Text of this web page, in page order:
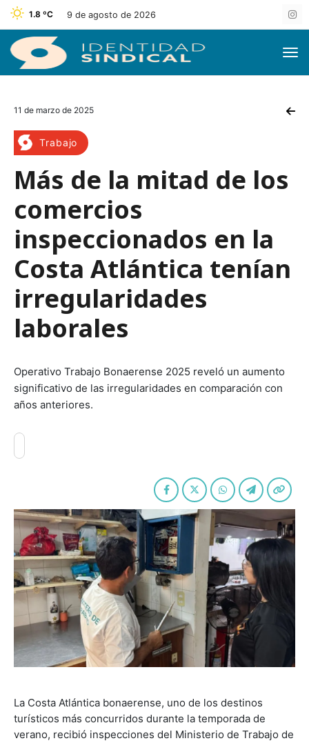
1.8 ºC 9 de agosto de 2026
11 de marzo de 2025
Trabajo
Más de la mitad de los
comercios
inspeccionados en la
Costa Atlántica tenían
irregularidades
laborales
Operativo Trabajo Bonaerense 2025 reveló un aumento
significativo de las irregularidades en comparación con
años anteriores.
La Costa Atlántica bonaerense, uno de los destinos
turísticos más concurridos durante la temporada de
verano, recibió inspecciones del Ministerio de Trabajo de